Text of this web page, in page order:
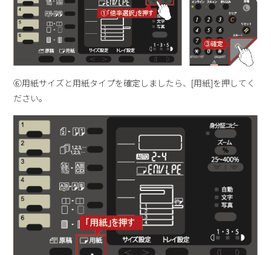
⑥用紙サイズと用紙タイプを確定しましたら、[用紙]を押してく
ださい。